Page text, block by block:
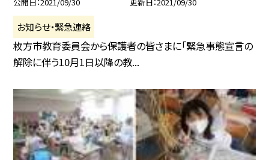
お知らせ・緊急連絡
枚方市教育委員会から保護者の皆さまに「緊急事態宣言の
解除に伴う10月1日以降の教...